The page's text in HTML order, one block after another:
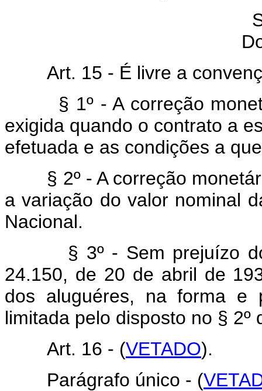
Art. 15 - É livre a
§ 1º - A correção
exigida quando o contrato a
efetuada e as condições a
§ 2º - A correção
a variação do valor nominal
Nacional.
§ 3º - Sem prejuízo do
24.150, de 20 de abril de
dos aluguéres, na forma e
limitada pelo disposto no § 2º
Art. 16 - (VETADO).
Parágrafo único - (